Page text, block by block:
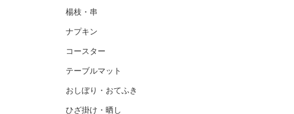
楊枝・串
ナプキン
コースター
テーブルマット
おしぼり・おてふき
ひざ掛け・晒し